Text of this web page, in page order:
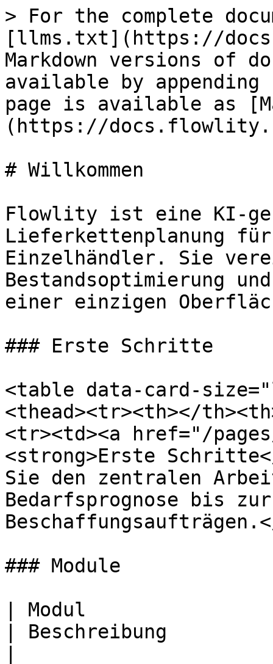
> For the complete
[llms.txt](https://
Markdown versions of
available by
page is available as
(https://
# Willkommen
Flowlity ist eine KI-
Lieferkettenplanung
Einzelhändler. Sie
Bestandsoptimierung
einer einzigen
### Erste Schritte
<table data-card-
<thead><tr><th></
<tr><td><a href="/
<strong>Erste
Sie den zentralen
Bedarfsprognose bis
### Module
| Modul
| Beschreibung